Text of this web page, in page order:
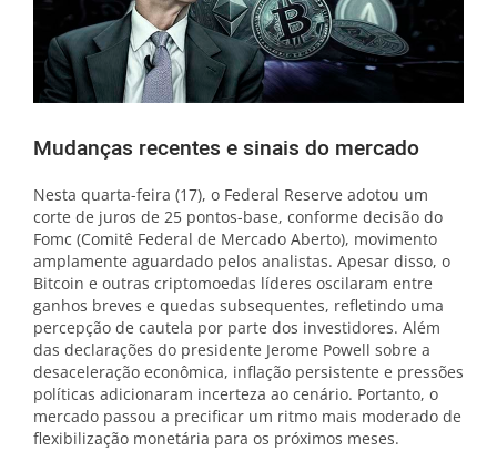
Mudanças recentes e sinais do mercado
Nesta quarta-feira (17), o Federal Reserve adotou um
corte de juros de 25 pontos-base, conforme decisão do
Fomc (Comitê Federal de Mercado Aberto), movimento
amplamente aguardado pelos analistas. Apesar disso, o
Bitcoin e outras criptomoedas líderes oscilaram entre
ganhos breves e quedas subsequentes, refletindo uma
percepção de cautela por parte dos investidores. Além
das declarações do presidente Jerome Powell sobre a
desaceleração econômica, inflação persistente e pressões
políticas adicionaram incerteza ao cenário. Portanto, o
mercado passou a precificar um ritmo mais moderado de
flexibilização monetária para os próximos meses.